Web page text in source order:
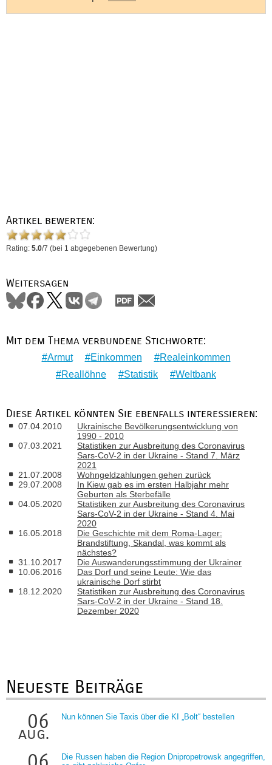
Artikel bewerten:
Rating: 5.0/7 (bei 1 abgegebenen Bewertung)
Weitersagen
Mit dem Thema verbundene Stichworte:
Armut Einkommen
Realeinkommen
Reallöhne
Statistik Weltbank
Diese Artikel könnten Sie ebenfalls interessieren:
07.04.2010
Ukrainische Bevölkerungsentwicklung von
1990 - 2010
07.03.2021
Statistiken zur Ausbreitung des Coronavirus
Sars-CoV-2 in der Ukraine - Stand 7. März
2021
21.07.2008
Wohngeldzahlungen gehen zurück
29.07.2008
In Kiew gab es im ersten Halbjahr mehr
Geburten als Sterbefälle
04.05.2020
Statistiken zur Ausbreitung des Coronavirus
Sars-CoV-2 in der Ukraine - Stand 4. Mai
2020
16.05.2018
Die Geschichte mit dem Roma-Lager:
Brandstiftung, Skandal, was kommt als
nächstes?
31.10.2017
Die Auswanderungsstimmung der Ukrainer
10.06.2016
Das Dorf und seine Leute: Wie das
ukrainische Dorf stirbt
18.12.2020
Statistiken zur Ausbreitung des Coronavirus
Sars-CoV-2 in der Ukraine - Stand 18.
Dezember 2020
Neueste Beiträge
06
aug.
Nun können Sie Taxis über die KI „Bolt“ bestellen
Die Russen haben die Region Dnipropetrowsk angegriffen,